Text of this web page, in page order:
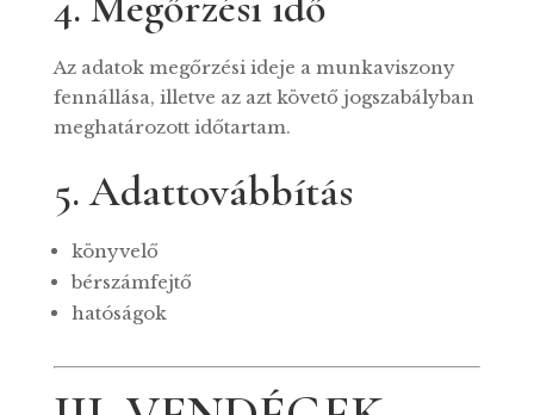
Az adatok megőrzési ideje a munkaviszony
fennállása, illetve az azt követő jogszabályban
meghatározott időtartam.
5. Adattovábbítás
könyvelő
bérszámfejtő
hatóságok